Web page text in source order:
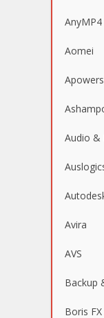
AnyMP4
Aomei
Audio &
Avira
AVS
Backup
Boris